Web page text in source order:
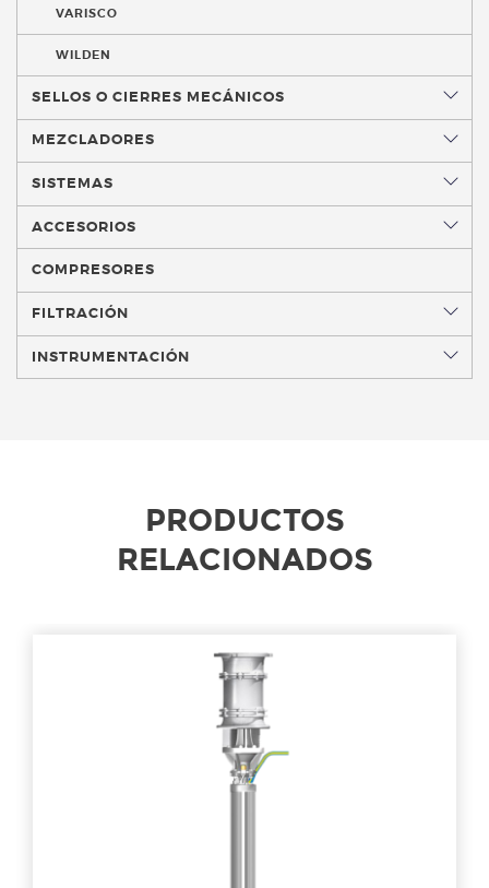
VARISCO
WILDEN
SELLOS O CIERRES MECÁNICOS
MEZCLADORES
SISTEMAS
ACCESORIOS
COMPRESORES
FILTRACIÓN
INSTRUMENTACIÓN
PRODUCTOS
RELACIONADOS